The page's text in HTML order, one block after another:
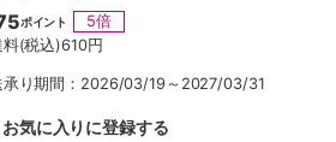
ポイント
5倍
料(税込)610円
承り期間：2026/03/19～2027/03/31
お気に入りに登録する